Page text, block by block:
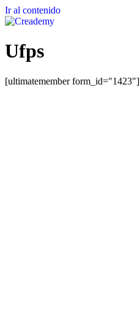
Ir al contenido
Ufps
[ultimatemember form_id="1423"]